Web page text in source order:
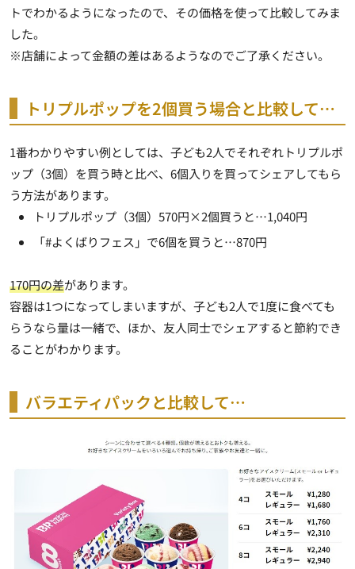
トでわかるようになったので、その価格を使って比較してみま
した。
※店舗によって金額の差はあるようなのでご了承ください。
トリプルポップを2個買う場合と比較して…
1番わかりやすい例としては、子ども2人でそれぞれトリプルポ
ップ（3個）を買う時と比べ、6個入りを買ってシェアしてもら
う方法があります。
トリプルポップ（3個）570円×2個買うと…1,040円
「#よくばりフェス」で6個を買うと…870円
170円の差があります。
容器は1つになってしまいますが、子ども2人で1度に食べても
らうなら量は一緒で、ほか、友人同士でシェアすると節約でき
ることがわかります。
バラエティパックと比較して…